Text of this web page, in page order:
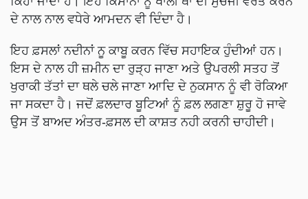
ਦੇ ਨਾਲ ਨਾਲ ਵਧੇਰੇ ਆਮਦਨ ਵੀ ਦਿੰਦਾ ਹੈ।
ਇਹ ਫ਼ਸਲਾਂ ਨਦੀਨਾਂ ਨੂ ਕਾਬੂ ਕਰਨ ਵਿੱਚ ਸਹਾਇਕ ਹੁੰਦੀਆਂ ਹਨ।
ਇਸ ਦੇ ਨਾਲ ਹੀ ਜ਼ਮੀਨ ਦਾ ਰੁੜ੍ਹ ਜਾਣਾ ਅਤੇ ਉਪਰਲੀ ਸਤਹ ਤੋਂ
ਖੁਰਾਕੀ ਤੱਤਾਂ ਦਾ ਥਲੇ ਚਲੇ ਜਾਣਾ ਆਦਿ ਦੇ ਨੁਕਸਾਨ ਨੂੰ ਵੀ ਰੋਕਿਆ
ਜਾ ਸਕਦਾ ਹੈ। ਜਦੋਂ ਫ਼ਲਦਾਰ ਬੂਟਿਆਂ ਨੂੰ ਫ਼ਲ ਲਗਣਾ ਸ਼ੁਰੂ ਹੋ ਜਾਵੇ
ਉਸ ਤੋਂ ਬਾਅਦ ਅੰਤਰ-ਫ਼ਸਲ ਦੀ ਕਾਸ਼ਤ ਨਹੀ ਕਰਨੀ ਚਾਹੀਦੀ।